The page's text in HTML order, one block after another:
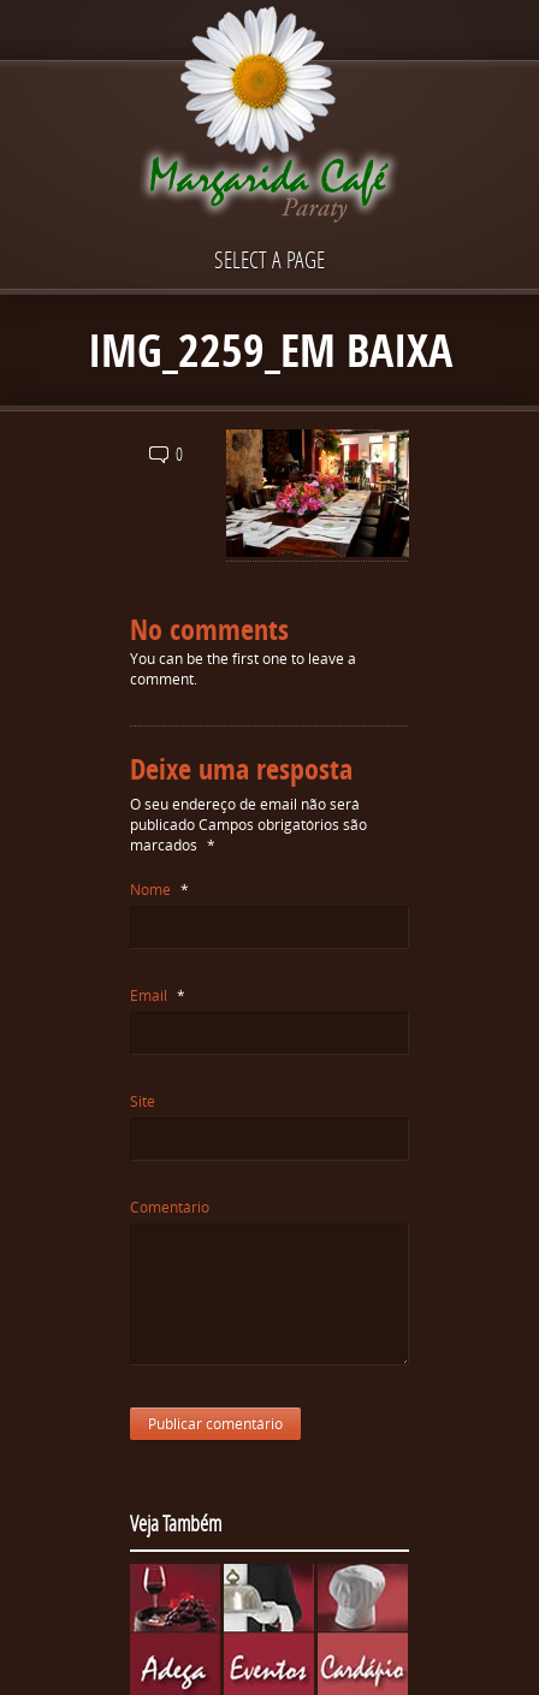
SELECT A PAGE
IMG_2259_EM BAIXA
0
No comments
You can be the first one to leave a
comment.
Deixe uma resposta
O seu endereço de email não será
publicadoCampos obrigatórios são
marcados *
Nome *
Email *
Site
Comentário
Veja Também